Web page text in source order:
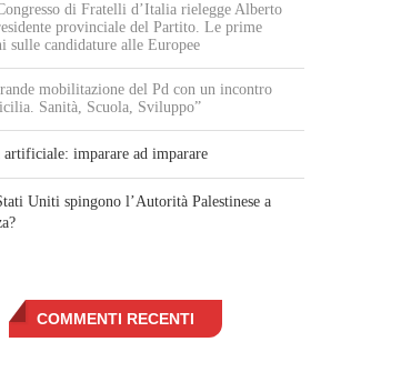
di Fratelli d’Italia rielegge Alberto
provinciale del Partito. Le prime
sulle candidature alle Europee
mobilitazione del Pd con un incontro
Sanità, Scuola, Sviluppo”
imparare ad imparare
Uniti spingono l’Autorità Palestinese a
COMMENTI RECENTI